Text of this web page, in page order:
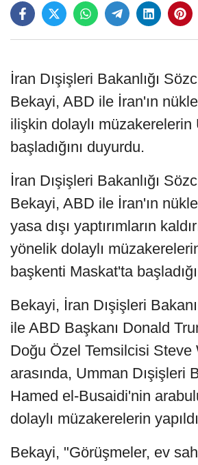
İran Dışişleri Bakanlığı
Bekayi, ABD ile İran'ın
ilişkin dolaylı müzakerelerin
başladığını duyurdu.
İran Dışişleri Bakanlığı
Bekayi, ABD ile İran'ın
yasa dışı yaptırımların
yönelik dolaylı
başkenti Maskat'ta
Bekayi, İran Dışişleri
ile ABD Başkanı Donald
Doğu Özel Temsilcisi Steve
arasında, Umman Dışişleri
Hamed el-Busaidi'nin
dolaylı müzakerelerin
Bekayi, "Görüşmeler, ev